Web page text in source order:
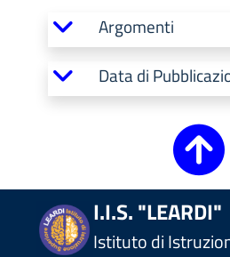
Argomenti
Data di
I.I.S. "LEARDI"
Istituto di